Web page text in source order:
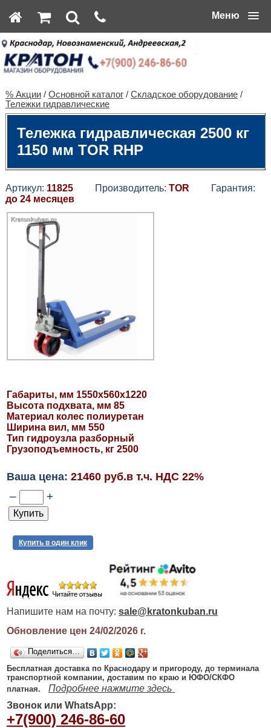
Меню
% Акции/ Основной каталог/ Складское оборудование/
Тележки гидравлические
Тележка гидравлическая 2500 кг
1150 мм TOR RHP
Артикул: 11825Производитель: TOR Гарантия:
до 24 месяцев
Габариты, мм 1550х560х1220
Высота подхвата, мм 85
Материал колес полиуретан
Ширина вил, мм 550
Тип гидроузла разборный
Грузоподъемность, кг 2500
Ваша цена: 21460 руб.в т.ч. НДС 22%
– +
Купить в один клик
Напишите нам на почту: sale@kratonkuban.ru
Обновление цен 24/02/2026г.
Поделиться…
Бесплатная доставка по Краснодару и пригороду, до терминала
транспортной компании, доставим по краю и ЮФО/СКФО
платная.
Подробнее нажмите здесь
Звонок или WhatsApp:
+7(900) 246-86-60